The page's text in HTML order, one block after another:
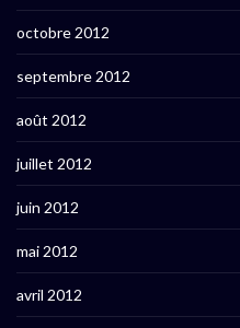
octobre 2012
septembre 2012
août 2012
juillet 2012
juin 2012
mai 2012
avril 2012